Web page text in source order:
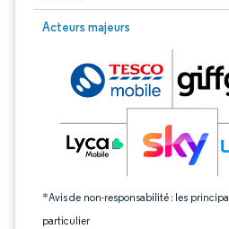
Acteurs majeurs
*Avis de non-responsabilité : les
particulier
Image © Mordor Intelligence. La